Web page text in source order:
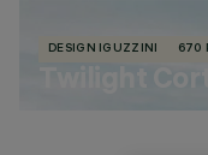
DESIGN IGUZZINI 670